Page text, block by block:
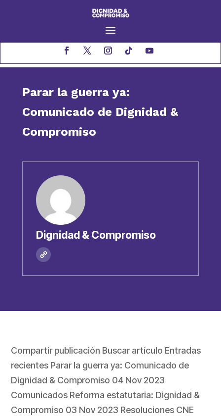
Parar la guerra ya:
Comunicado de Dignidad &
Compromiso
Dignidad & Compromiso
Compartir publicación Buscar artículo Entradas
recientes Parar la guerra ya: Comunicado de
Dignidad & Compromiso 04 Nov 2023
Comunicados Reforma estatutaria: Dignidad &
Compromiso 03 Nov 2023 Resoluciones CNE